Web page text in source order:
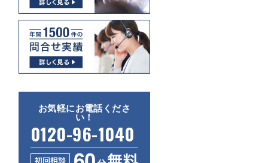
お気軽にお電話くださ
い！
0120-96-1040